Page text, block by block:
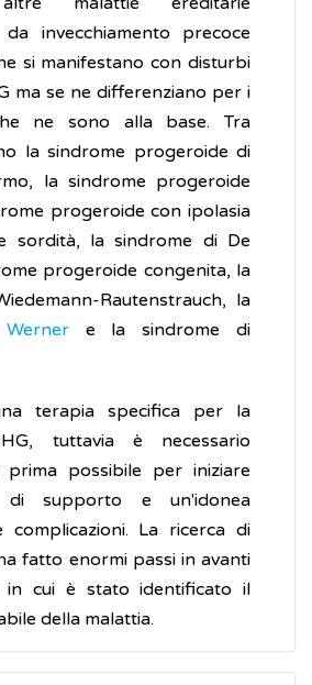
da invecchiamento precoce
si manifestano con disturbi
ma se ne differenziano per i
ne sono alla base. Tra
la sindrome progeroide di
la sindrome progeroide
progeroide con ipolasia
sordità, la sindrome di De
progeroide congenita, la
Rautenstrauch, la
e la sindrome di
terapia specifica per la
tuttavia è necessario
prima possibile per iniziare
supporto e un'idonea
complicazioni. La ricerca di
fatto enormi passi in avanti
in cui è stato identificato il
della malattia.